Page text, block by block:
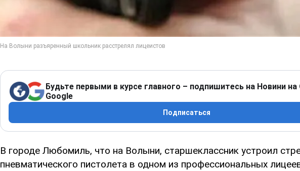
Будьте первыми в курсе главного – подпишитесь на Новини на
Google
Подписаться
В городе Любомиль, что на Волыни, старшеклассник устроил
пневматического пистолета в одном из профессиональных